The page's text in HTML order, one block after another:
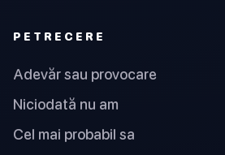
PETRECERE
Adevăr sau provocare
Niciodată nu am
Cel mai probabil sa